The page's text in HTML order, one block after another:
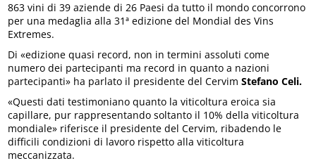
863 vini di 39 aziende di 26 Paesi da tutto il mondo concorrono
per una medaglia alla 31ª edizione del Mondial des Vins
Extremes.
Di «edizione quasi record, non in termini assoluti come
numero dei partecipanti ma record in quanto a nazioni
partecipanti» ha parlato il presidente del Cervim Stefano Celi.
«Questi dati testimoniano quanto la viticoltura eroica sia
capillare, pur rappresentando soltanto il 10% della viticoltura
mondiale» riferisce il presidente del Cervim, ribadendo le
difficili condizioni di lavoro rispetto alla viticoltura
meccanizzata.